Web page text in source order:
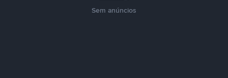
Sem anúncios